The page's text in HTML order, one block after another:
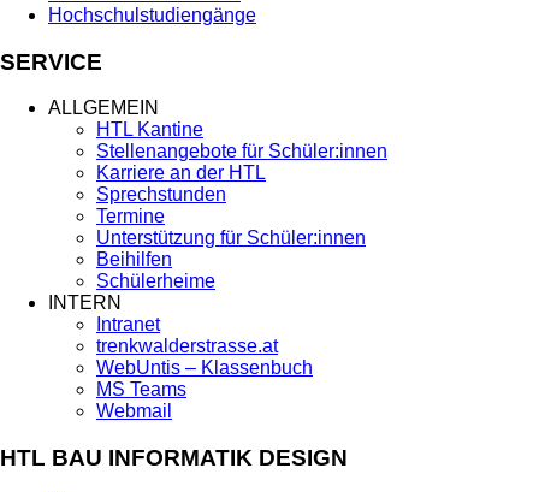
Hochschulstudiengänge
SERVICE
ALLGEMEIN
HTL Kantine
Stellenangebote für Schüler:innen
Karriere an der HTL
Sprechstunden
Termine
Unterstützung für Schüler:innen
Beihilfen
Schülerheime
INTERN
Intranet
trenkwalderstrasse.at
WebUntis – Klassenbuch
MS Teams
Webmail
HTL BAU INFORMATIK DESIGN